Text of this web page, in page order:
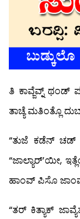
ತಿ ಕಾವ್ಜೆವ್ನ್ ಥಂಡ್
ತಾಚ್ಯೆ ಮತಿಂತ್ಲೊ
“ತುಜೆ ಕಡೆನ್ ಚಡ್
“ಜಾಲ್ಯಾರ್’ಯೀ,
ಹಾಂವ್ ಪಿಸೊ
“ತರ್ ಕಿತ್ಯಾಕ್